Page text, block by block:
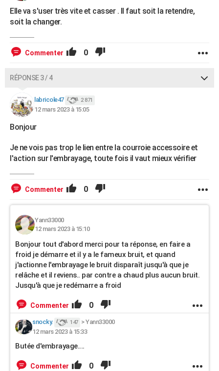
Elle va s'user très vite et casser . Il faut soit la retendre,
soit la changer.
Commenter 0
RÉPONSE 3 / 4
labricole47 2 871
12 mars 2023 à 15:05
Bonjour
Je ne vois pas trop le lien entre la courroie accessoire et
l'action sur l'embrayage, toute fois il vaut mieux vérifier
Commenter 0
Yann33000
12 mars 2023 à 15:10
Bonjour tout d'abord merci pour ta réponse, en faire a
froid je démarre et il y a le fameux bruit, et quand
j'actionne l'embrayage le bruit disparaît jusqu'à que je
relâche et il reviens.. par contre a chaud plus aucun bruit.
Jusqu'à que je redémarre a froid
Commenter 0
snocky. 147 >Yann33000
12 mars 2023 à 15:33
Butée d'embrayage....
Commenter 0